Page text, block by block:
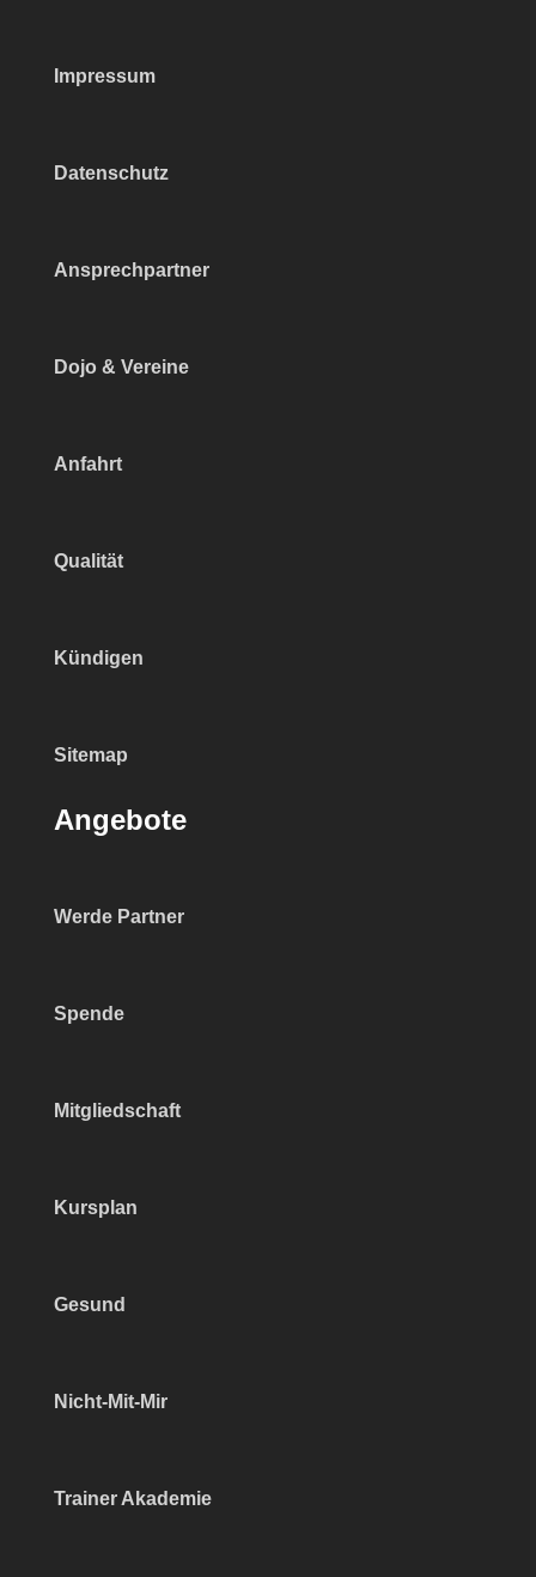
Impressum
Datenschutz
Ansprechpartner
Dojo & Vereine
Anfahrt
Qualität
Kündigen
Sitemap
Angebote
Werde Partner
Spende
Mitgliedschaft
Kursplan
Gesund
Nicht-Mit-Mir
Trainer Akademie